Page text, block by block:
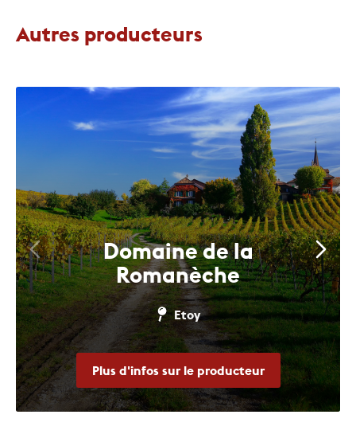
Autres producteurs
Domaine de la
Romanèche
Etoy
Plus d'infos sur le producteur